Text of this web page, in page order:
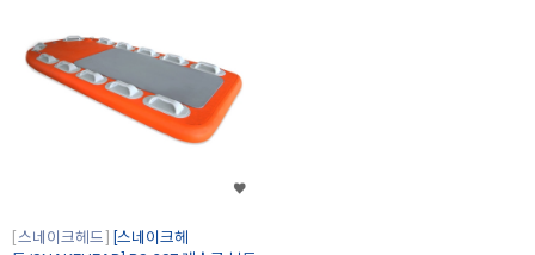
스네이크헤드
[스네이크헤